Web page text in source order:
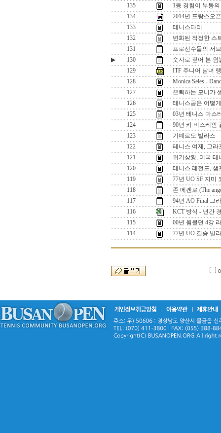
135
1등 경험이 부동
134
2014년 프랑스오
133
테니스다리
132
변화된 적정한 스
131
프로선수들의 서
▶
130
숫자로 짚어 본 윔
129
ITF 주니어 남녀
128
Monica Seles -
127
은퇴하는 모니카
126
테니스공은 어떻
125
03년 테니스 마스
124
90년 키 비스케인
123
기예르모 빌라스
122
테니스 여제, 그라
121
위기상황, 미국 테
120
테니스 레전드, 샘
119
77년 UO SF 지미
118
존 메켄로 (The
117
94년 AO Final 그
116
KCT 방식 - 년간
115
00년 윔블던 4강
114
77년 UO 결승 빌